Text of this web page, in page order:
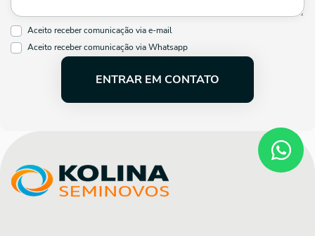
Aceito receber comunicação via e-mail
Aceito receber comunicação via Whatsapp
ENTRAR EM CONTATO